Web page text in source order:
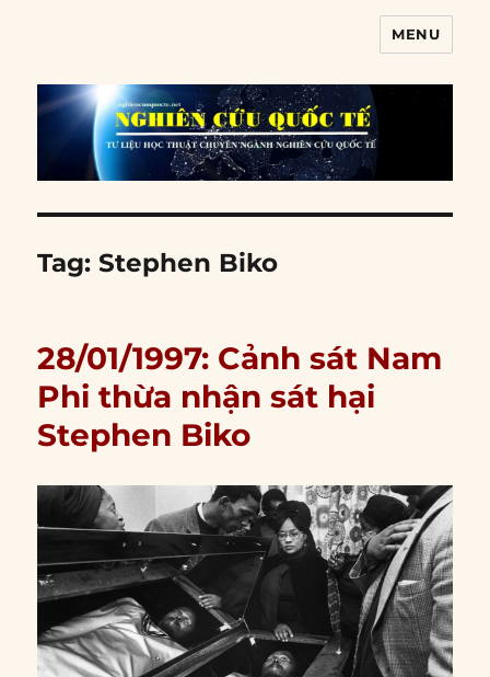
MENU
Tag:Stephen Biko
28/01/1997: Cảnh sát Nam
Phi thừa nhận sát hại
Stephen Biko